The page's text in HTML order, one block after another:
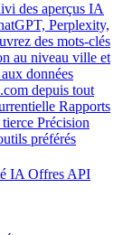
des aperçus IA
Perplexity,
des mots-clés
au niveau ville et
données
depuis tout
Rapports
Précision
préférés
IA Offres API